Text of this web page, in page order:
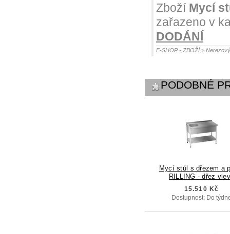
Zboží Mycí
zařazeno v
DODÁNÍ
E-SHOP - ZBOŽÍ >
PODOBNÉ
Mycí stůl s dřezem a
RILLING - dřez
15.510 Kč
Dostupnost: Do